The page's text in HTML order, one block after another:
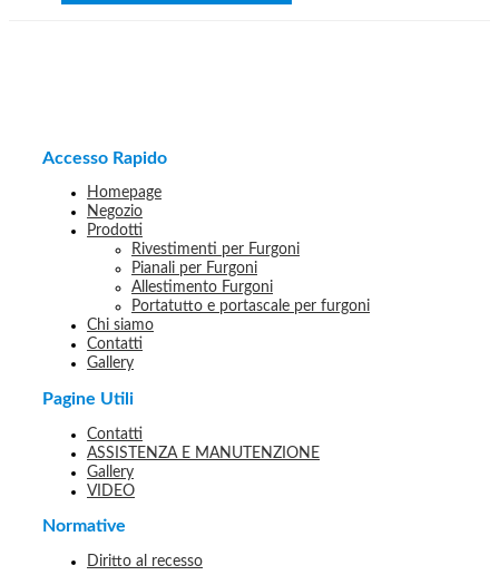
Accesso Rapido
Homepage
Negozio
Prodotti
Rivestimenti per Furgoni
Pianali per Furgoni
Allestimento Furgoni
Portatutto e portascale per furgoni
Chi siamo
Contatti
Gallery
Pagine Utili
Contatti
ASSISTENZA E MANUTENZIONE
Gallery
VIDEO
Normative
Diritto al recesso